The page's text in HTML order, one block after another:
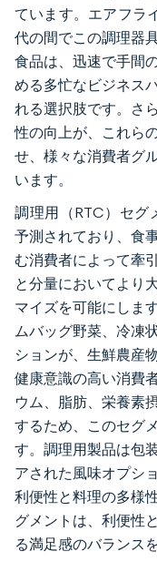
ています。エアフラ
代の間でこの調理器
食品は、迅速で手間
める多忙なビジネス
れる選択肢です。さ
性の向上が、これら
せ、様々な消費者グ
います。
調理用（RTC）セグ
予測されており、食
む消費者によって牽
と分量においてより
マイズを可能にしま
ムバッグ野菜、冷凍
ションが、生鮮農産
健康意識の高い消費
ウム、脂肪、栄養素
するため、このセグ
す。調理用製品は包
アされた風味オプシ
利便性と料理の多様
グメントは、利便性
る満足感のバランス